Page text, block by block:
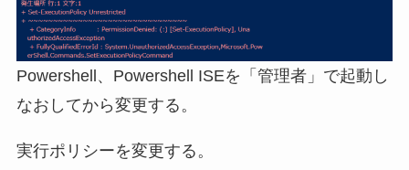
Powershell、Powershell ISEを「管理者」で起動し
なおしてから変更する。
実行ポリシーを変更する。